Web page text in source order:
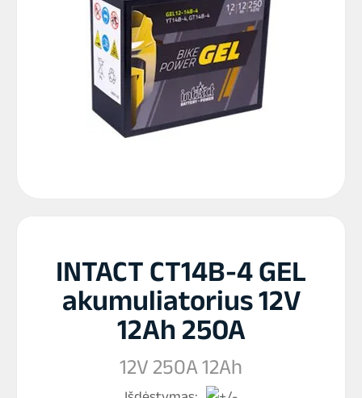
INTACT CT14B-4 GEL
akumuliatorius 12V
12Ah 250A
12V 250A 12Ah